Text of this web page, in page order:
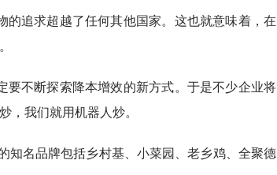
的追求超越了任何其他国家。这也就意味着，在
要不断探索降本增效的新方式。于是不少企业将
我们就用机器人炒。
知名品牌包括乡村基、小菜园、老乡鸡、全聚德